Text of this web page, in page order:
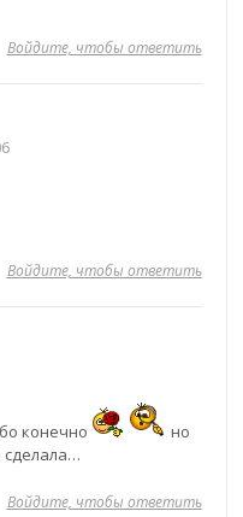
Войдите, чтобы ответить
Войдите, чтобы ответить
конечно
но
сделала…
Войдите, чтобы ответить